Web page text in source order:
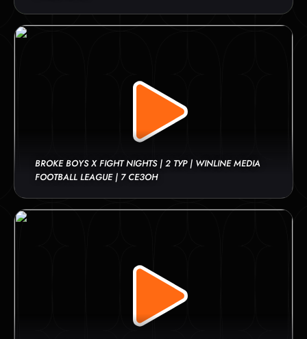
BROKE BOYS X FIGHT NIGHTS | 2 ТУР | WINLINE MEDIA
FOOTBALL LEAGUE | 7 СЕЗОН